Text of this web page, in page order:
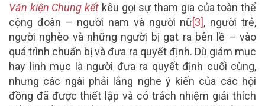
Văn kiện Chung kết kêu gọi sự tham gia của toàn thể
cộng đoàn – người nam và người nữ[3], người trẻ,
người nghèo và những người bị gạt ra bên lề – vào
quá trình chuẩn bị và đưa ra quyết định. Dù giám mục
hay linh mục là người đưa ra quyết định cuối cùng,
nhưng các ngài phải lắng nghe ý kiến của các hội
đồng đã được thiết lập và có trách nhiệm giải thích